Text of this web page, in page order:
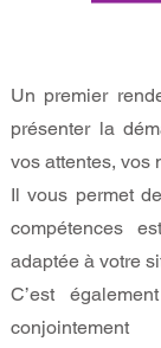
Un premier
présenter la
vos attentes, vos
Il vous permet
compétences
adaptée à votre
C’est